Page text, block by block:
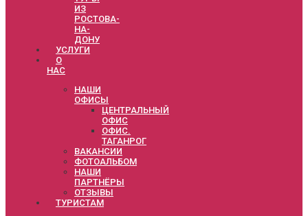
ИЗ
РОСТОВА-
НА-
ДОНУ
УСЛУГИ
О
НАС
НАШИ
ОФИСЫ
ЦЕНТРАЛЬНЫЙ
ОФИС
ОФИС.
ТАГАНРОГ
ВАКАНСИИ
ФОТОАЛЬБОМ
НАШИ
ПАРТНЁРЫ
ОТЗЫВЫ
ТУРИСТАМ